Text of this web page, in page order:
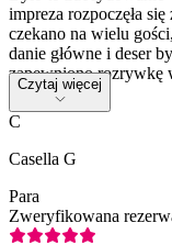
impreza rozpoczęła
czekano na wielu
danie główne i deser
zapewniono rozrywkę
Czytaj więcej
C
Casella G
Para
Zweryfikowana